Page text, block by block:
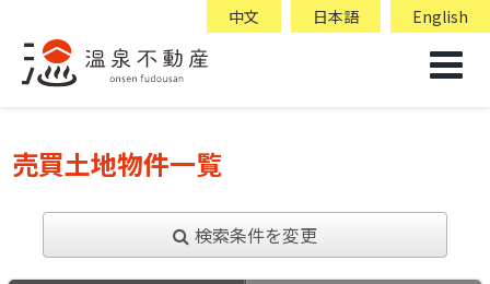
中文 日本語 English
売買土地物件一覧
検索条件を変更